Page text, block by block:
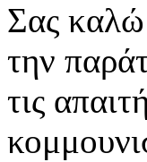
Σας καλώ
την
τις